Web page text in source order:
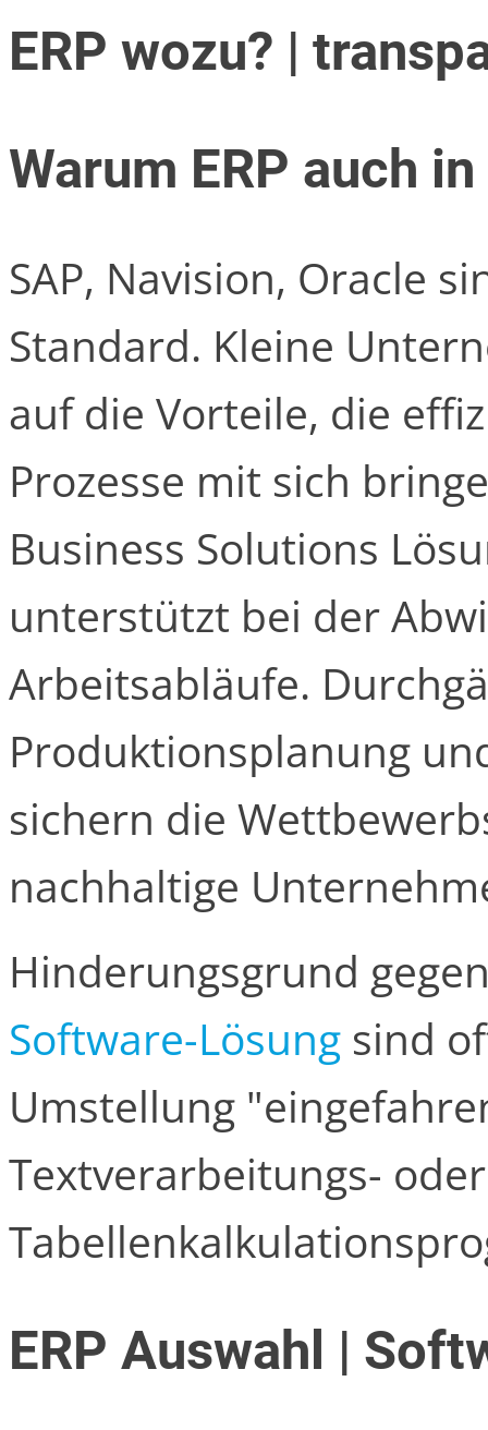
ERP wozu? |
Warum ERP auch
SAP, Navision, Oracle
Standard. Kleine
auf die Vorteile, die
Prozesse mit sich
Business Solutions
unterstützt bei der
Arbeitsabläufe.
Produktionsplanung
sichern die
nachhaltige
Hinderungsgrund
Software-Lösung sind
Umstellung
Textverarbeitungs- oder
ERP Auswahl |